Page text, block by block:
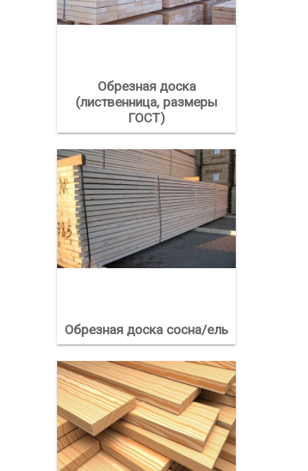
Обрезная доска
(лиственница, размеры
ГОСТ)
Обрезная доска сосна/ель